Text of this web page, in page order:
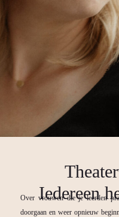
Iedereen
Over vrouwen die je leerden
doorgaan en weer opnieuw